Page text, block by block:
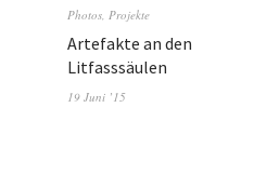
Photos,Projekte
Artefakte an den
Litfasssäulen
19 Juni ’15